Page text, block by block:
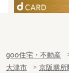
goo住宅・不動産
大津市
京阪膳所